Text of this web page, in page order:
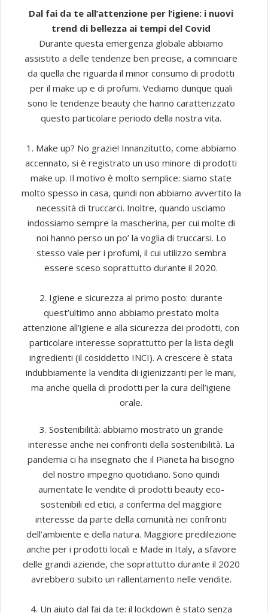
Dal fai da te all’attenzione per l’igiene: i nuovi
trend di bellezza ai tempi del Covid
Durante questa emergenza globale abbiamo
assistito a delle tendenze ben precise, a cominciare
da quella che riguarda il minor consumo di prodotti
per il make up e di profumi. Vediamo dunque quali
sono le tendenze beauty che hanno caratterizzato
questo particolare periodo della nostra vita.
1. Make up? No grazie! Innanzitutto, come abbiamo
accennato, si è registrato un uso minore di prodotti
make up. Il motivo è molto semplice: siamo state
molto spesso in casa, quindi non abbiamo avvertito la
necessità di truccarci. Inoltre, quando usciamo
indossiamo sempre la mascherina, per cui molte di
noi hanno perso un po’ la voglia di truccarsi. Lo
stesso vale per i profumi, il cui utilizzo sembra
essere sceso soprattutto durante il 2020.
2. Igiene e sicurezza al primo posto: durante
quest’ultimo anno abbiamo prestato molta
attenzione all’igiene e alla sicurezza dei prodotti, con
particolare interesse soprattutto per la lista degli
ingredienti (il cosiddetto INCI). A crescere è stata
indubbiamente la vendita di igienizzanti per le mani,
ma anche quella di prodotti per la cura dell’igiene
orale.
3. Sostenibilità: abbiamo mostrato un grande
interesse anche nei confronti della sostenibilità. La
pandemia ci ha insegnato che il Pianeta ha bisogno
del nostro impegno quotidiano. Sono quindi
aumentate le vendite di prodotti beauty eco-
sostenibili ed etici, a conferma del maggiore
interesse da parte della comunità nei confronti
dell’ambiente e della natura. Maggiore predilezione
anche per i prodotti locali e Made in Italy, a sfavore
delle grandi aziende, che soprattutto durante il 2020
avrebbero subito un rallentamento nelle vendite.
4. Un aiuto dal fai da te: il lockdown è stato senza